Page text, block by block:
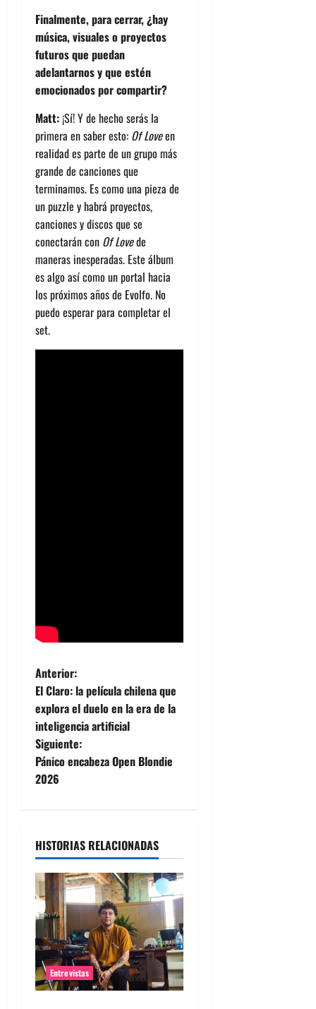
Finalmente, para cerrar, ¿hay
música, visuales o proyectos
futuros que puedan
adelantarnos y que estén
emocionados por compartir?
Matt:¡Sí! Y de hecho serás la
primera en saber esto: Of Loveen
realidad es parte de un grupo más
grande de canciones que
terminamos. Es como una pieza de
un puzzle y habrá proyectos,
canciones y discos que se
conectarán con Of Lovede
maneras inesperadas. Este álbum
es algo así como un portal hacia
los próximos años de Evolfo. No
puedo esperar para completar el
set.
N
a
v
e
c
i
ó
n
d
Anterior:
El Claro: la película chilena que
explora el duelo en la era de la
inteligencia artificial
Siguiente:
Pánico encabeza Open Blondie
2026
HISTORIAS RELACIONADAS
Entrevistas